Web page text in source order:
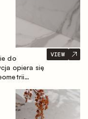
do
opiera się
wyspą
oraz tworzy
VIEW